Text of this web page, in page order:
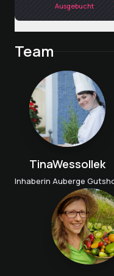
Ausgebucht
Team
TinaWessollek
Inhaberin Auberge